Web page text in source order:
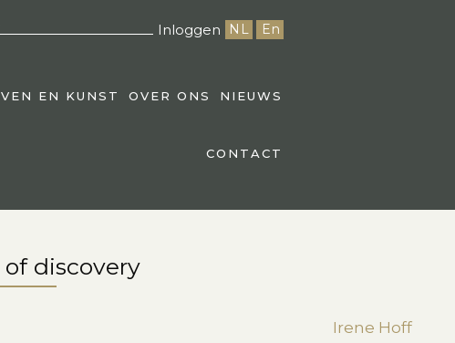
Inloggen NL En
EN KUNST OVER ONS NIEUWS
CONTACT
of discovery
Irene Hoff